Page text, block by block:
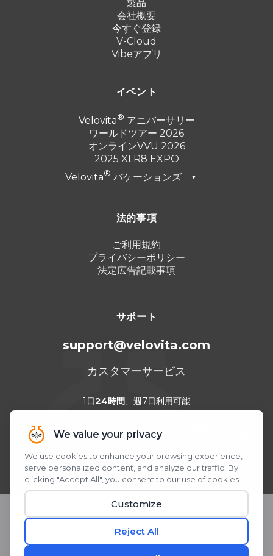
製品
会社概要
今すぐ登録
V-Cloud
Vibeアプリ
イベント
Velovita
アニバーサリー
ワールドツアー 2026
オンラインVVU 2026
2025 XLR8 EXPO
Velovita
バケーションズ ▼
トルコ 2025
プンタ・カナ 2024
カンクン 2023
法的事項
ご利用規約
プライバシーポリシー
法定広告記載事項
サポート
support@velovita.com
カスタマーサービス
1日24時間、週7日利用可能
お困りですか？WhatsAppをご利用くださ
QRコードをスキャンまたはクリック
© 2026 Velovita® Inc. All rights reserved.
* 本製品に関する記述は、米国食品医薬品局（FDA）による評価を受